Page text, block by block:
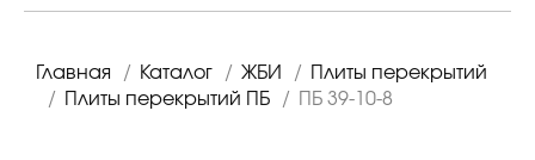
Главная / Каталог / ЖБИ /
Плиты перекрытий
/
Плиты перекрытий ПБ / ПБ 39-10-8